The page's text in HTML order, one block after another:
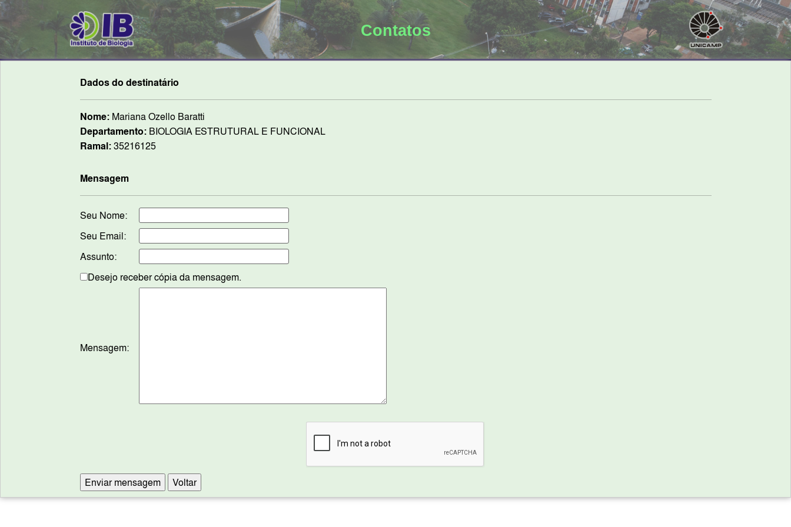
Contatos
Dados do destinatário
Nome:Mariana Ozello Baratti
Departamento:BIOLOGIA ESTRUTURAL E FUNCIONAL
Ramal:35216125
Mensagem
Seu Nome:
Seu Email:
Assunto:
Desejo receber cópia da mensagem.
Mensagem: